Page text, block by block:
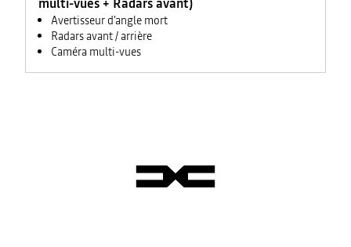
Avertisseur d'angle mort
Radars avant / arrière
Caméra multi-vues